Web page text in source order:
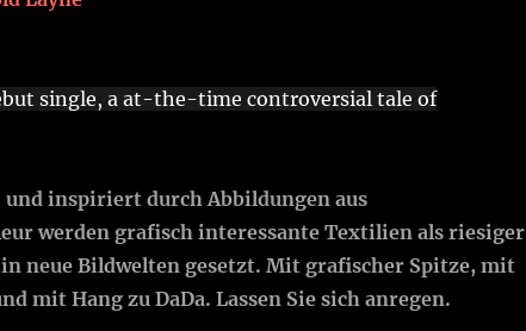
single, a at-the-time controversial tale of
inspiriert durch Abbildungen aus
werden grafisch interessante Textilien als riesiger
neue Bildwelten gesetzt. Mit grafischer Spitze, mit
mit Hang zu DaDa. Lassen Sie sich anregen.